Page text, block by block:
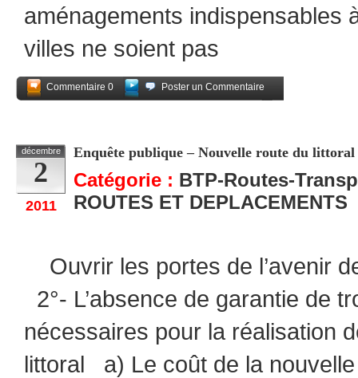
aménagements indispensables
villes ne soient pas
Commentaire 0
Poster un Commentaire
décembre
2
2011
Enquête publique – Nouvelle route du littoral
Catégorie : BTP-Routes-
ROUTES ET DEPLACEMENTS
Ouvrir les portes de l’avenir
2°- L’absence de garantie de
nécessaires pour la réalisation
littoral a) Le coût de la nouvelle